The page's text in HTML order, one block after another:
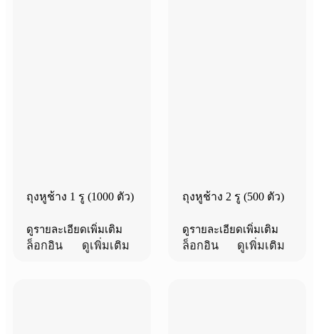
ถุงหูช้าง 1 รู (1000 ตัว)
ดูรายละเอียดเพิ่มเติม
ล็อกอิน ดูเพิ่มเติม
ถุงหูช้าง 2 รู (500 ตัว)
ดูรายละเอียดเพิ่มเติม
ล็อกอิน ดูเพิ่มเติม